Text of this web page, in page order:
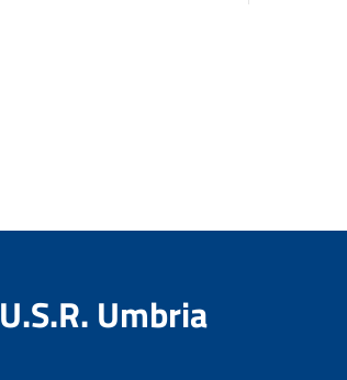
U.S.R. Umbria